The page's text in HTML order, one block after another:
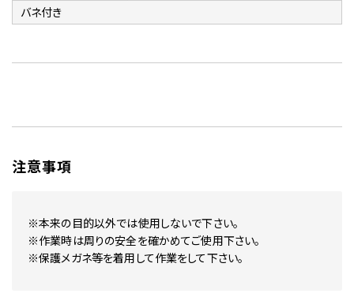
バネ付き
注意事項
※本来の目的以外では使用しないで下さい。
※作業時は周りの安全を確かめてご使用下さい。
※保護メガネ等を着用して作業をして下さい。